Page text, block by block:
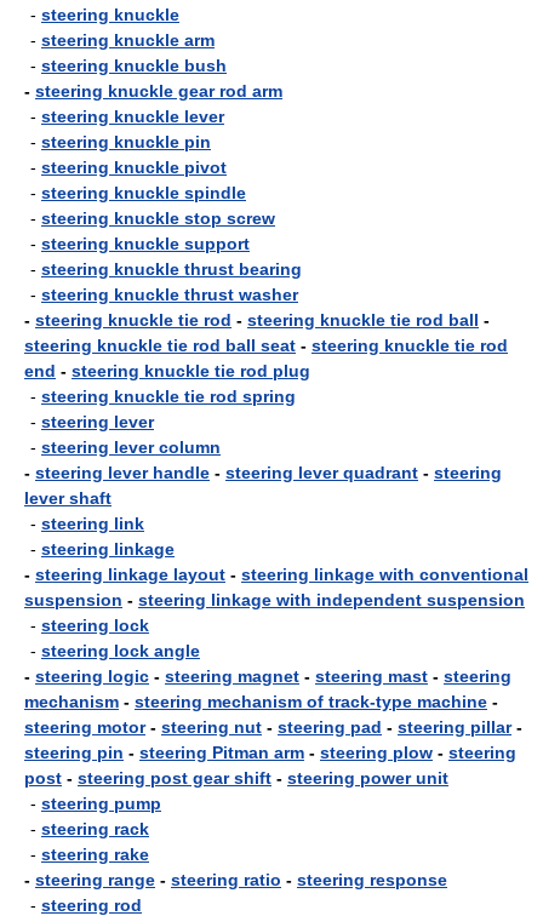
- steering knuckle
- steering knuckle arm
- steering knuckle bush
- steering knuckle gear rod arm
- steering knuckle lever
- steering knuckle pin
- steering knuckle pivot
- steering knuckle spindle
- steering knuckle stop screw
- steering knuckle support
- steering knuckle thrust bearing
- steering knuckle thrust washer
- steering knuckle tie rod - steering knuckle tie rod ball -
steering knuckle tie rod ball seat - steering knuckle tie rod
end - steering knuckle tie rod plug
- steering knuckle tie rod spring
- steering lever
- steering lever column
- steering lever handle - steering lever quadrant - steering
lever shaft
- steering link
- steering linkage
- steering linkage layout - steering linkage with conventional
suspension - steering linkage with independent suspension
- steering lock
- steering lock angle
- steering logic - steering magnet - steering mast - steering
mechanism - steering mechanism of track-type machine -
steering motor- steering nut - steering pad - steering pillar-
steering pin - steering Pitman arm - steering plow - steering
post - steering post gear shift - steering power unit
- steering pump
- steering rack
- steering rake
- steering range - steering ratio - steering response
- steering rod